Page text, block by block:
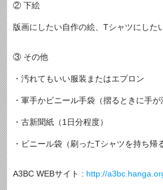
② 下絵
版画にしたい自作の絵、Tシャツにした
③ その他
・汚れてもいい服装またはエプロン
・軍手かビニール手袋（摺るときに手
・古新聞紙（1日分程度）
・ビニール袋（刷ったTシャツを持ち
A3BC WEBサイト : http://